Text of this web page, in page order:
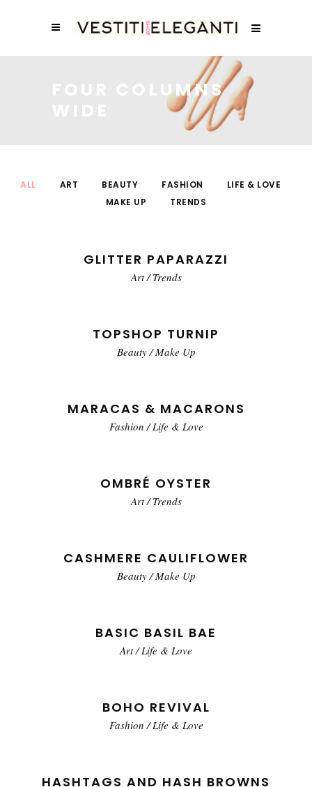
FOUR COLUMNS
ALL ART BEAUTY FASHION
LIFE & LOVE
MAKE UP
TRENDS
GLITTER PAPARAZZI
Art/Trends
TOPSHOP TURNIP
Beauty/Make Up
MARACAS & MACARONS
Fashion /Life & Love
OMBRÉ OYSTER
Art/Trends
CASHMERE CAULIFLOWER
Beauty/Make Up
BASIC BASIL BAE
Art/Life & Love
BOHO REVIVAL
Fashion /Life & Love
HASHTAGS AND HASH BROWNS